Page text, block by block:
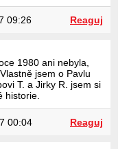
09:26 Reaguj
1980 ani nebyla,
jsem o Pavlu
T. a Jirky R. jsem si
historie.
00:04 Reaguj